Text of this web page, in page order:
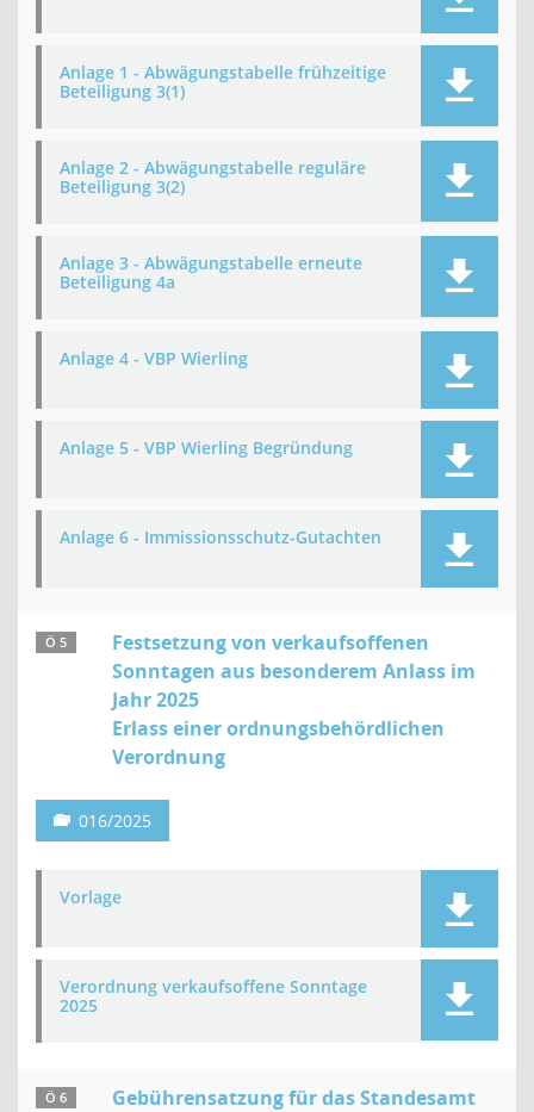
Anlage 1 - Abwägungstabelle frühzeitige
Beteiligung 3(1)
Anlage 2 - Abwägungstabelle reguläre
Beteiligung 3(2)
Anlage 3 - Abwägungstabelle erneute
Beteiligung 4a
Anlage 4 - VBP Wierling
Anlage 5 - VBP Wierling Begründung
Anlage 6 - Immissionsschutz-Gutachten
Ö 5
Festsetzung von verkaufsoffenen
Sonntagen aus besonderem Anlass im
Jahr 2025
Erlass einer ordnungsbehördlichen
Verordnung
016/2025
Vorlage
Verordnung verkaufsoffene Sonntage
2025
Ö 6
Gebührensatzung für das Standesamt